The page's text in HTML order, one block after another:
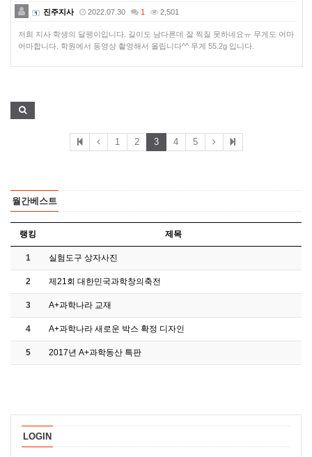
진주지사 2022.07.30 1 2,501
저희 지사 학생의 달팽이입니다. 길이도 남다른데 잘 찍질 못하네요ㅠ 무게도 어마
어마합니다. 학원에서 동영상 촬영해서 올립니다^^ 무게 55.2g 입니다.
1 2 3 4 5
월간베스트
랭킹 제목
1 실험도구 상자사진
2 제21회 대한민국과학창의축전
3 A+과학나라 교재
4 A+과학나라 새로운 박스 확정 디자인
5 2017년 A+과학동산 특판
LOGIN